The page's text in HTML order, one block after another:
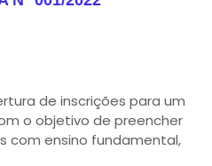
de inscrições para um
o objetivo de preencher
com ensino fundamental,